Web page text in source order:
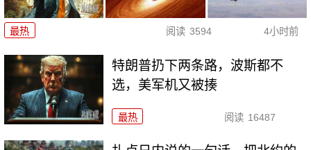
最热 阅读 3594 4小时前
特朗普扔下两条路，波斯都不
选，美军机又被揍
最热 阅读 16487